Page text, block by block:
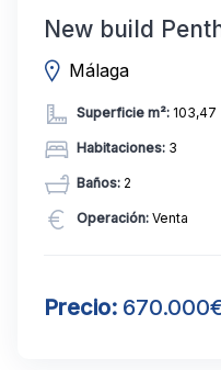
New build
Málaga
Superficie m²: 103,47
Habitaciones: 3
Baños: 2
Operación: Venta
Precio: